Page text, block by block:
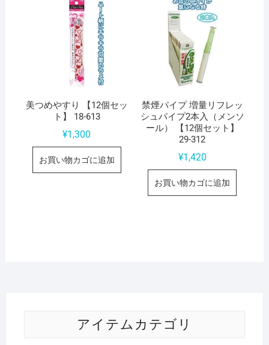
美つめやすり 【12個セッ
ト】 18-613
¥1,300
お買い物カゴに追加
禁煙パイプ 増量リフレッ
シュパイプ2本入（メンソ
ール） 【12個セット】
29-312
¥1,420
お買い物カゴに追加
アイテムカテゴリ